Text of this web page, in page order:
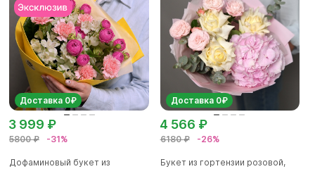
Доставка 0₽
5800 ₽ -31%
3 999 ₽
Дофаминовый букет из
Доставка 0₽
6180 ₽ -26%
4 566 ₽
Букет из гортензии розовой,